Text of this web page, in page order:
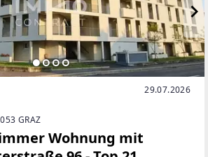
29.07.2026
GRAZ
Wohnung mit